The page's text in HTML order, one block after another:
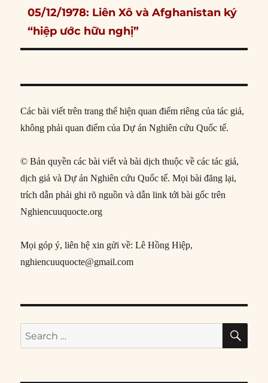
Next
post:
05/12/1978: Liên Xô và Afghanistan ký
“hiệp ước hữu nghị”
Các bài viết trên trang thể hiện quan điểm riêng của tác giả,
không phải quan điểm của Dự án Nghiên cứu Quốc tế.
© Bản quyền các bài viết và bài dịch thuộc về các tác giả,
dịch giả và Dự án Nghiên cứu Quốc tế. Mọi bài đăng lại,
trích dẫn phải ghi rõ nguồn và dẫn link tới bài gốc trên
Nghiencuuquocte.org
Mọi góp ý, liên hệ xin gửi về: Lê Hồng Hiệp,
nghiencuuquocte@gmail.com
Search
for: